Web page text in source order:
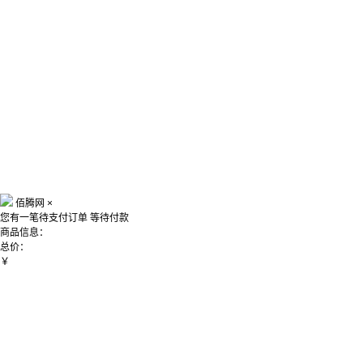
佰腾网 ×
您有一笔待支付订单 等待付款
商品信息：
总价：
￥